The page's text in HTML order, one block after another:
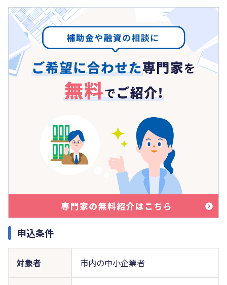
申込条件
対象者 市内の中小企業者